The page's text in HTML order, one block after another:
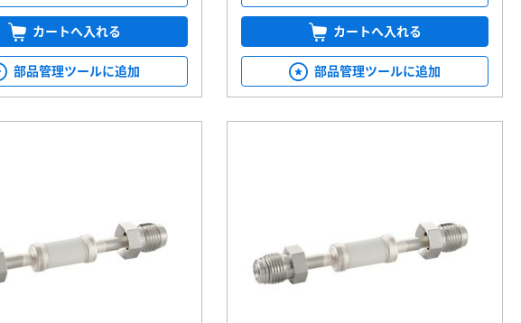
カートへ入れる
部品管理ツールに追加
カートへ入れる
部品管理ツールに追加